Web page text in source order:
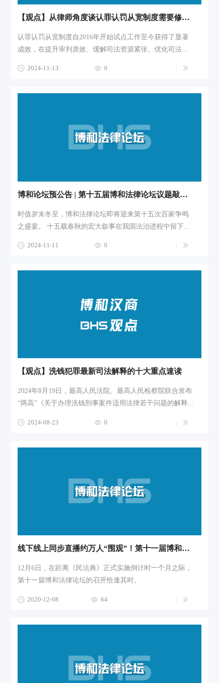
【观点】从律师角度谈认罪认罚从宽制度需要修改的六个方面
认罪认罚从宽制度自2016年开始试点工作至今获得了显著
成效，在提升审判质效、缓解司法资源紧张、优化司法...
2024-11-13 0
博和论坛预公告 | 第十五届博和法律论坛议题敲定：改革 发展 挑战——刑事诉讼法修改与刑事辩护
时值岁末冬至，博和法律论坛即将迎来第十五次百家争鸣
之盛宴。 十五载春秋的宏大叙事在我国法治进程中留下...
2024-11-11 0
【观点】洗钱犯罪最新司法解释的十大重点速读
2024年8月19日，最高人民法院、最高人民检察院联合发布
“两高”《关于办理洗钱刑事案件适用法律若干问题的解释...
2024-08-23 0
线下线上同步直播约万人“围观”！第十一届博和法律论坛干货满满
12月6日，在距离《民法典》正式实施倒计时一个月之际，
第十一届博和法律论坛的召开恰逢其时。
2020-12-08 64